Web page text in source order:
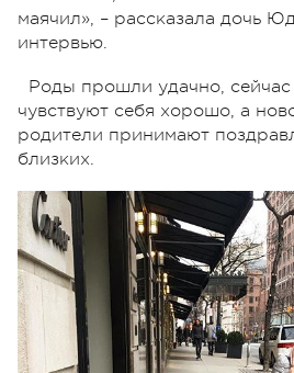
маячил», – рассказала дочь
интервью.
Роды прошли удачно,
чувствуют себя хорошо, а
родители принимают
близких.